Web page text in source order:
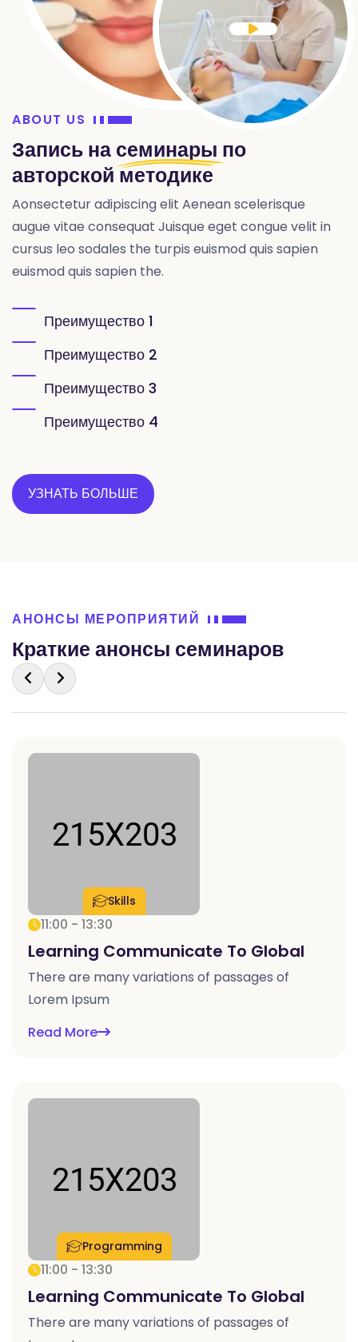
ABOUT US
Запись на семинары по
авторской методике
Aonsectetur adipiscing elit Aenean scelerisque
augue vitae consequat Juisque eget congue velit in
cursus leo sodales the turpis euismod quis sapien
euismod quis sapien the.
Преимущество 1
Преимущество 2
Преимущество 3
Преимущество 4
УЗНАТЬ БОЛЬШЕ
АНОНСЫ МЕРОПРИЯТИЙ
Краткие анонсы семинаров
Skills
11:00 - 13:30
Learning Communicate To Global
There are many variations of passages of
Lorem Ipsum
Read More
Programming
11:00 - 13:30
Learning Communicate To Global
There are many variations of passages of